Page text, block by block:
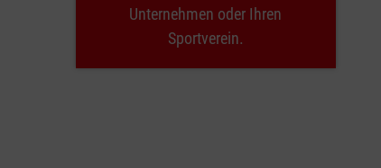
Unternehmen oder Ihren
Sportverein.